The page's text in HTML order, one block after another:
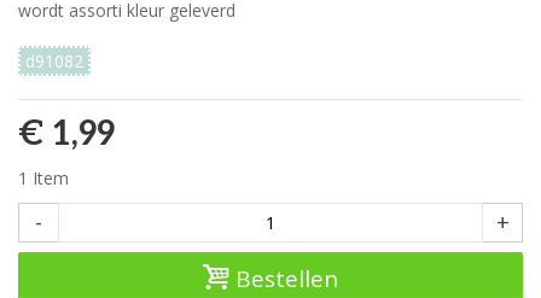
wordt assorti kleur geleverd
d91082
€ 1,99
1 Item
- +
Bestellen